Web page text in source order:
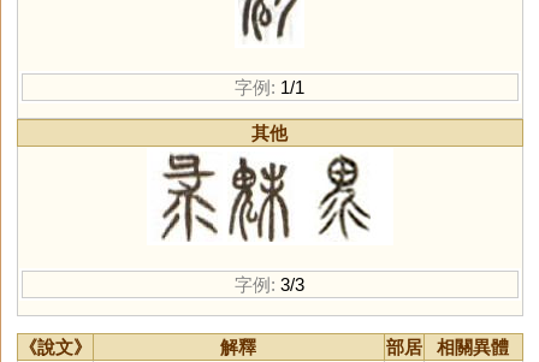
字例: 1/1
其他
字例: 3/3
《說文》 解釋 部居
相關異體